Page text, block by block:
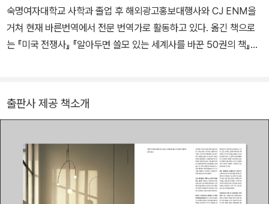
실린 글과 사진에는 일상의 기쁨이란 소박하고 단순한 것이라는 그들
의 철학이 고스란히 담겨 있다. 킨포크는 아름다움을 감상하는 전시
장인 동시에 가족, 이웃, 친구, 연인과의 시간을 소중히 여기는 그들의
마인드 이슈는 복잡한 현대인의 정신을 다양한 측면에서 다룬다. 테
조에게 환각제의 환각 작용에 대해 듣는다. 유럽의 전후 전위 예술가
에드워드 크라신스키의 초현실적인 위트를 살펴보고 카펫의 모호한
역사도 함께 걸어본다. 새롭고 확장된 사고를 넓혀가는 봄이라는 계
절 여행에 킨포크는 재치 있는 가이드 역할을 할 것이다.
숙명여자대학교 사학과 졸업 후 해외광고홍보대행사와 CJ ENM을
거쳐 현재 바른번역에서 전문 번역가로 활동하고 있다. 옮긴 책으로
는 『미국 전쟁사』 『알아두면 쓸모 있는 세계사를 바꾼 50권의 책』
출판사 제공 책소개